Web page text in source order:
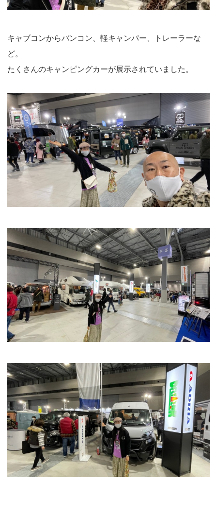
キャブコンからバンコン、軽キャンパー、トレーラーな
ど。
たくさんのキャンピングカーが展示されていました。